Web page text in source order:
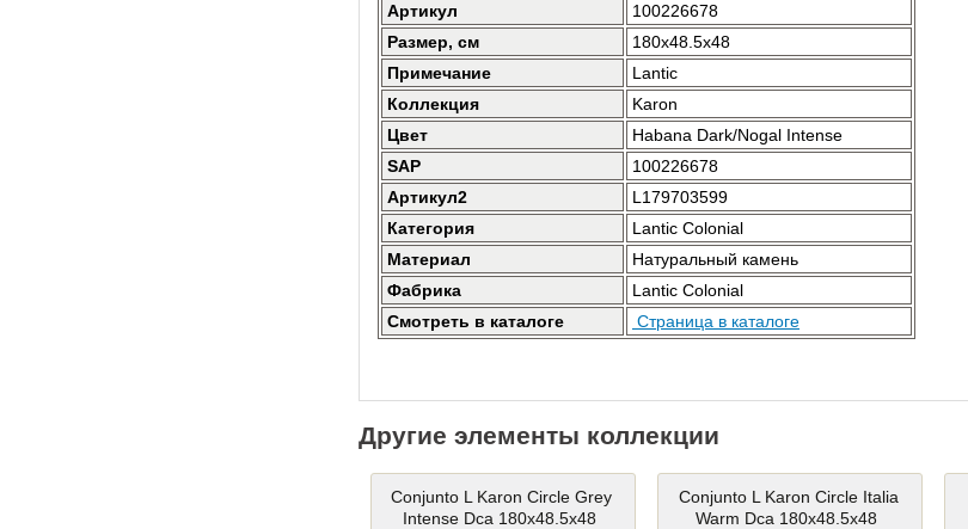
Артикул
100226678
Размер, см
180x48.5x48
Примечание
Lantic
Коллекция
Karon
Цвет
Habana Dark/Nogal Intense
SAP
100226678
Артикул2
L179703599
Категория
Lantic Colonial
Материал
Натуральный камень
Фабрика
Lantic Colonial
Смотреть в каталоге
Страница в каталоге
Другие элементы коллекции
Conjunto L Karon Circle Grey
Intense Dca 180x48.5x48
Conjunto L Karon Circle Italia
Warm Dca 180x48.5x48